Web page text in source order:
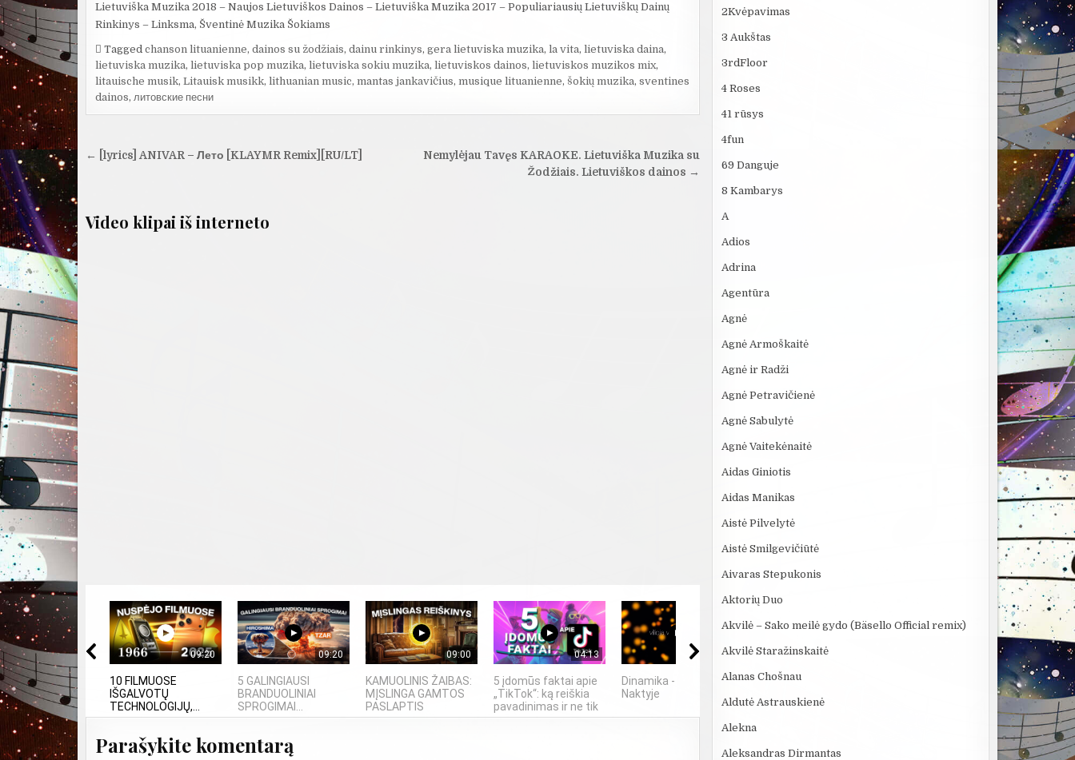
Lietuviška Muzika 2018 – Naujos Lietuviškos Dainos – Lietuviška Muzika 2017 – Populiariausių Lietuviškų Dainų
Rinkinys – Linksma, Šventinė Muzika Šokiams
Tagged chanson lituanienne, dainos su žodžiais, dainu rinkinys, gera lietuviska muzika, la vita, lietuviska daina,
lietuviska muzika, lietuviska pop muzika, lietuviska sokiu muzika, lietuviskos dainos, lietuviskos muzikos mix,
litauische musik, Litauisk musikk, lithuanian music, mantas jankavičius, musique lituanienne, šokių muzika, sventines
dainos, литовские песни
Navigacija
Nemylėjau Tavęs KARAOKE. Lietuviška Muzika su
Žodžiais. Lietuviškos dainos →
← [lyrics] ANIVAR – Лето [KLAYMR Remix][RU/LT]
Video klipai iš interneto
09:20
10 FILMUOSE
IŠGALVOTŲ
TECHNOLOGIJŲ,...
09:20
5 GALINGIAUSI
BRANDUOLINIAI
SPROGIMAI...
09:00
KAMUOLINIS ŽAIBAS:
MĮSLINGA GAMTOS
PASLAPTIS
04:13
5 įdomūs faktai apie
„TikTok“: ką reiškia
pavadinimas ir ne tik
03:29
Dinamika - Šokis
Naktyje
4 PASAULINĖS
KURIAS SUKŪRĖ...
KAS SUKŪRĖ
INTELEKTĄ?
ISTORIJA IR
Parašykite komentarą
2Kvėpavimas
3 Aukštas
3rdFloor
4 Roses
41 rūsys
4fun
69 Danguje
8 Kambarys
A
Adios
Adrina
Agentūra
Agnė
Agnė Armoškaitė
Agnė ir Radži
Agnė Petravičienė
Agnė Sabulytė
Agnė Vaitekėnaitė
Aidas Giniotis
Aidas Manikas
Aistė Pilvelytė
Aistė Smilgevičiūtė
Aivaras Stepukonis
Aktorių Duo
Akvilė – Sako meilė gydo (Bäsello Official remix)
Akvilė Staražinskaitė
Alanas Chošnau
Aldutė Astrauskienė
Alekna
Aleksandras Dirmantas